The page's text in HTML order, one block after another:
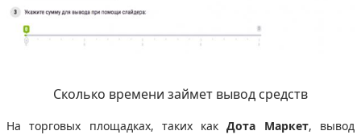
Сколько времени займет вывод средств
На торговых площадках, таких какДота Маркет, вывод